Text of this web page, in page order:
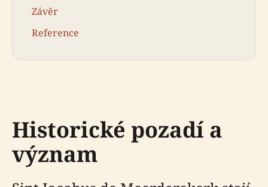
Závěr
Reference
Historické pozadí a
význam